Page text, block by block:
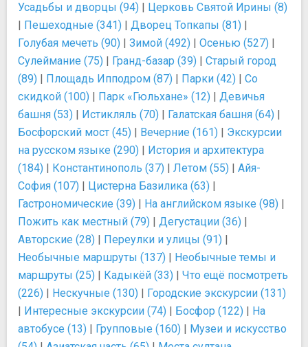
Усадьбы и дворцы (94) | Церковь Святой Ирины (8)
| Пешеходные (341) | Дворец Топкапы (81) |
Голубая мечеть (90) | Зимой (492) | Осенью (527) |
Сулеймание (75) | Гранд-базар (39) | Старый город
(89) | Площадь Ипподром (87) | Парки (42) | Со
скидкой (100) | Парк «Гюльхане» (12) | Девичья
башня (53) | Истикляль (70) | Галатская башня (64) |
Босфорский мост (45) | Вечерние (161) | Экскурсии
на русском языке (290) | История и архитектура
(184) | Константинополь (37) | Летом (55) | Айя-
София (107) | Цистерна Базилика (63) |
Гастрономические (39) | На английском языке (98) |
Пожить как местный (79) | Дегустации (36) |
Авторские (28) | Переулки и улицы (91) |
Необычные маршруты (137) | Необычные темы и
маршруты (25) | Кадыкёй (33) | Что ещё посмотреть
(226) | Нескучные (130) | Городские экскурсии (131)
| Интересные экскурсии (74) | Босфор (122) | На
автобусе (13) | Групповые (160) | Музеи и искусство